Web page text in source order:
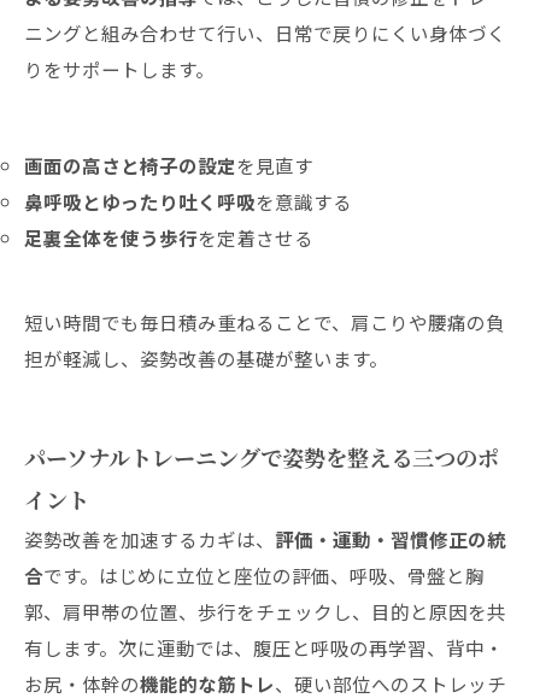
ニングと組み合わせて行い、日常で戻りにくい身体づく
りをサポートします。
画面の高さと椅子の設定を見直す
鼻呼吸とゆったり吐く呼吸を意識する
足裏全体を使う歩行を定着させる
短い時間でも毎日積み重ねることで、肩こりや腰痛の負
担が軽減し、姿勢改善の基礎が整います。
パーソナルトレーニングで姿勢を整える三つのポ
イント
姿勢改善を加速するカギは、 評価・運動・習慣修正の統
合です。はじめに立位と座位の評価、呼吸、骨盤と胸
郭、肩甲帯の位置、歩行をチェックし、目的と原因を共
有します。次に運動では、腹圧と呼吸の再学習、背中・
お尻・体幹の機能的な筋トレ、硬い部位へのストレッチ